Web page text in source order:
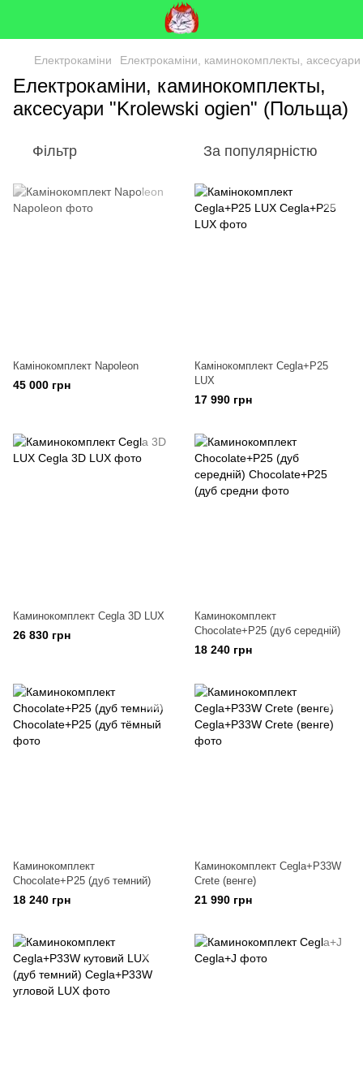
Електрокаміни Електрокаміни, каминокомплекты,
Електрокаміни, каминокомплекты,
аксесуари "Krolewski ogien" (Польща)
Фільтр За популярністю
Камінокомплект Napoleon
45 000 грн
Камінокомплект Cegla+P25
LUX
17 990 грн
Каминокомплект Cegla 3D LUX
26 830 грн
Каминокомплект
Chocolate+P25 (дуб середній)
18 240 грн
Каминокомплект
Chocolate+P25 (дуб темний)
18 240 грн
Каминокомплект Cegla+P33W
Crete (венге)
21 990 грн